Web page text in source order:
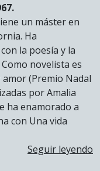
un máster en
Ha
la poesía y la
novelista es
(Premio Nadal
por Amalia
ha enamorado a
con Una vida
Seguir leyendo